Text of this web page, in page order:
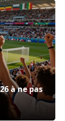
à ne pas